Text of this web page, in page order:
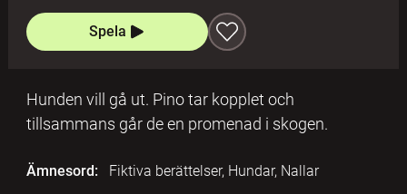
Spela
Hunden vill gå ut. Pino tar kopplet och
tillsammans går de en promenad i skogen.
Ämnesord:
Fiktiva berättelser, Hundar, Nallar